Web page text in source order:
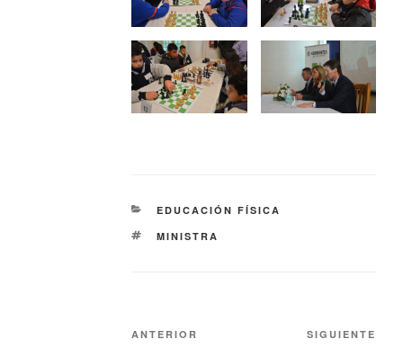
EDUCACIÓN FÍSICA
MINISTRA
ANTERIOR SIGUIENTE